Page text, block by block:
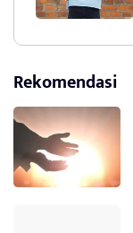
Rekomendasi